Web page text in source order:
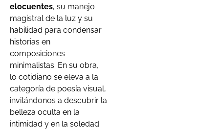
elocuentes, su manejo
magistral de la luz y su
habilidad para condensar
historias en
composiciones
minimalistas. En su obra,
lo cotidiano se eleva a la
categoría de poesía visual,
invitándonos a descubrir la
belleza oculta en la
intimidad y en la soledad